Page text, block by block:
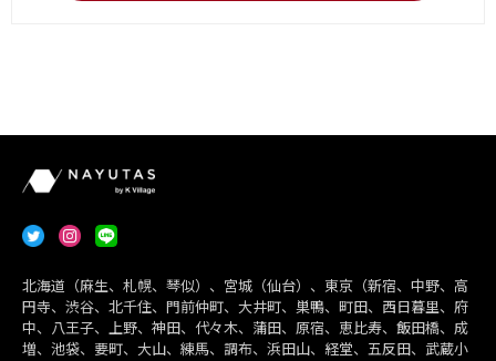
北海道（麻生、札幌、琴似）、宮城（仙台）、東京（新宿、中野、高
円寺、渋谷、北千住、門前仲町、大井町、巣鴨、町田、西日暮里、府
中、八王子、上野、神田、代々木、蒲田、原宿、恵比寿、飯田橋、成
増、池袋、要町、大山、練馬、調布、浜田山、経堂、五反田、武蔵小